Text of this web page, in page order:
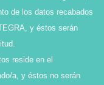
de los datos recabados
y éstos serán
reside en el
a, y éstos no serán